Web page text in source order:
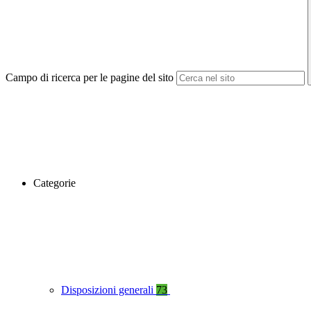
Campo di ricerca per le pagine del sito
Categorie
Disposizioni generali 73